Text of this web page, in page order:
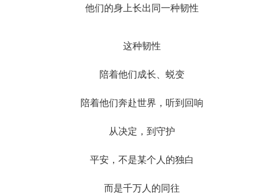
他们的身上长出同一种韧性
这种韧性
陪着他们成长、蜕变
陪着他们奔赴世界，听到回响
从决定，到守护
平安，不是某个人的独白
而是千万人的同往